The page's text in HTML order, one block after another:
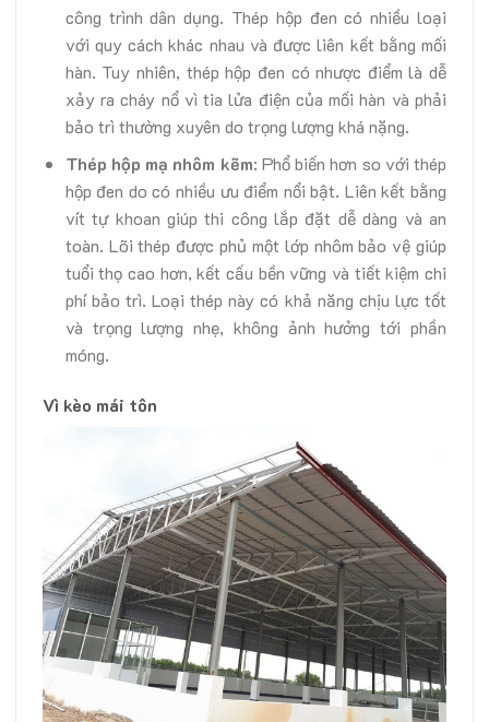
công trình dân dụng. Thép hộp đen có nhiều loại
với quy cách khác nhau và được liên kết bằng mối
hàn. Tuy nhiên, thép hộp đen có nhược điểm là dễ
xảy ra cháy nổ vì tia lửa điện của mối hàn và phải
bảo trì thường xuyên do trọng lượng khá nặng.
Thép hộp mạ nhôm kẽm: Phổ biến hơn so với thép
hộp đen do có nhiều ưu điểm nổi bật. Liên kết bằng
vít tự khoan giúp thi công lắp đặt dễ dàng và an
toàn. Lõi thép được phủ một lớp nhôm bảo vệ giúp
tuổi thọ cao hơn, kết cấu bền vững và tiết kiệm chi
phí bảo trì. Loại thép này có khả năng chịu lực tốt
và trọng lượng nhẹ, không ảnh hưởng tới phần
móng.
Vì kèo mái tôn